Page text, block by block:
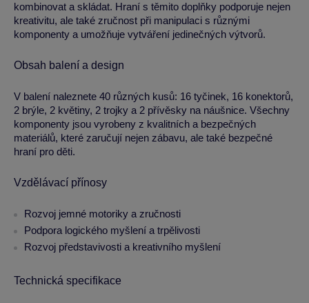
kombinovat a skládat. Hraní s těmito doplňky podporuje nejen
kreativitu, ale také zručnost při manipulaci s různými
komponenty a umožňuje vytváření jedinečných výtvorů.
Obsah balení a design
V balení naleznete 40 různých kusů: 16 tyčinek, 16 konektorů,
2 brýle, 2 květiny, 2 trojky a 2 přívěsky na náušnice. Všechny
komponenty jsou vyrobeny z kvalitních a bezpečných
materiálů, které zaručují nejen zábavu, ale také bezpečné
hraní pro děti.
Vzdělávací přínosy
Rozvoj jemné motoriky a zručnosti
Podpora logického myšlení a trpělivosti
Rozvoj představivosti a kreativního myšlení
Technická specifikace